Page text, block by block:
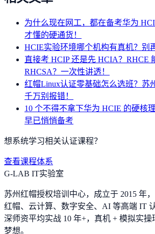
为什么现在网工，都在备考华为
才懂的硬通货！
HCIE实验环境哪个机构有真机？别
直接考 HCIP 还是先 HCIA？RHCE
RHCSA？一次性讲透！
红帽Linux认证零基础怎么选班？苏
千万别报错！
10 个不得不拿下华为 HCIE 的硬核
早已悄悄备考
想系统学习相关认证课程？
查看课程体系
G-LAB IT实验室
苏州红帽授权培训中心，成立于 2015 年
红帽、云计算、数字安全、AI 等高端 IT
深师资平均实战 10 年+，真机 + 模拟实操
梦想。